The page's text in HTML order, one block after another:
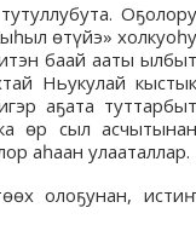
Оҕолору
өтүйэ» холкуоһу
баай ааты ылбыт
Ньукулай кыстык
аҕата туттарбыт
өр сыл асчытынан
аһаан улааталлар.
олоҕунан, истиҥ